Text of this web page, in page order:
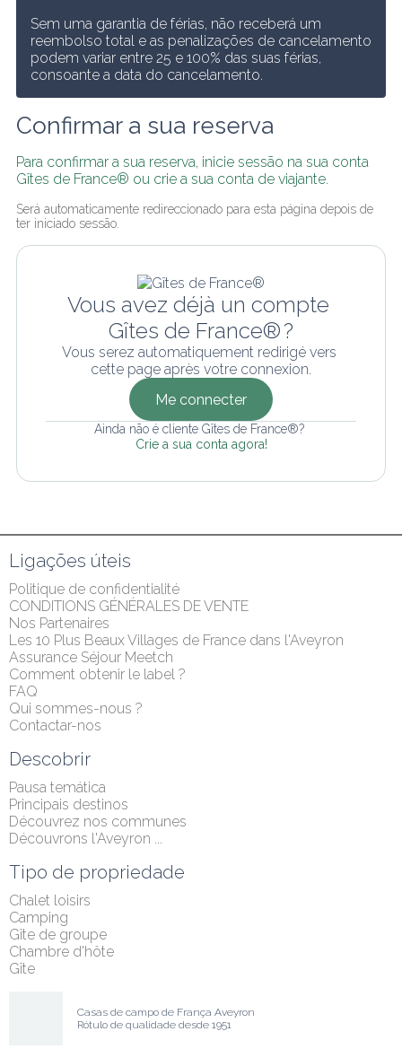
Sem uma garantia de férias, não receberá um
reembolso total e as penalizações de cancelamento
podem variar entre 25 e 100% das suas férias,
consoante a data do cancelamento.
Confirmar a sua reserva
Para confirmar a sua reserva, inicie sessão na sua conta
Gîtes de France® ou crie a sua conta de viajante.
Será automaticamente redireccionado para esta página depois de
ter iniciado sessão.
Vous avez déjà un compte
Gîtes de France® ?
Vous serez automatiquement redirigé vers
cette page après votre connexion.
Me connecter
Ainda não é cliente Gîtes de France®?
Crie a sua conta agora!
Ligações úteis
Politique de confidentialité
CONDITIONS GÉNÉRALES DE VENTE
Nos Partenaires
Les 10 Plus Beaux Villages de France dans l'Aveyron
Assurance Séjour Meetch
Comment obtenir le label ?
FAQ
Qui sommes-nous ?
Contactar-nos
Descobrir
Pausa temática
Principais destinos
Découvrez nos communes
Découvrons l'Aveyron ...
Tipo de propriedade
Chalet loisirs
Camping
Gîte de groupe
Chambre d'hôte
Gîte
Casas de campo de França Aveyron
Rótulo de qualidade desde 1951